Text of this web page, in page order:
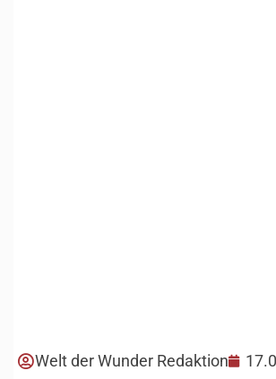
Welt der Wunder Redaktion